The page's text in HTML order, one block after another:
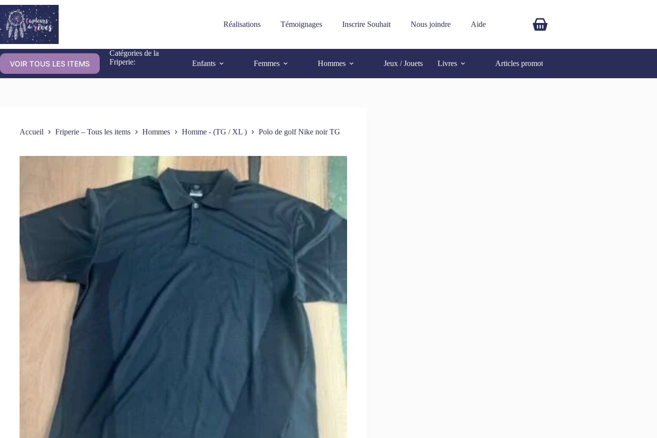
Réalisations Témoignages Inscrire Souhait Nous joindre Aide
VOIR TOUS LES ITEMS
Catégories de la
Friperie:
Enfants Femmes Hommes Jeux / Jouets Livres Articles promotionnels
Accueil Friperie – Tous les items Hommes Homme - (TG / XL ) Polo de golf Nike noir TG